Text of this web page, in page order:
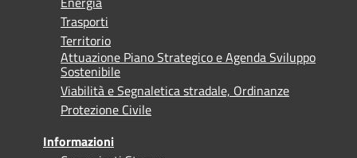
Trasporti
Territorio
Attuazione Piano Strategico e Agenda Sviluppo
Sostenibile
Viabilità e Segnaletica stradale, Ordinanze
Protezione Civile
Informazioni